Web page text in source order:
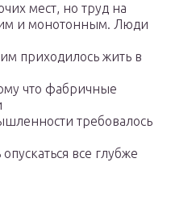
мест, но труд на
и монотонным. Люди
приходилось жить в
что фабричные
требовалось
все глубже